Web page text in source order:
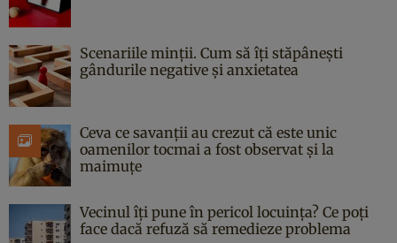
Scenariile minții. Cum să îți stăpânești
gândurile negative și anxietatea
Ceva ce savanții au crezut că este unic
oamenilor tocmai a fost observat și la
maimuțe
Vecinul îți pune în pericol locuința? Ce poți
face dacă refuză să remedieze problema